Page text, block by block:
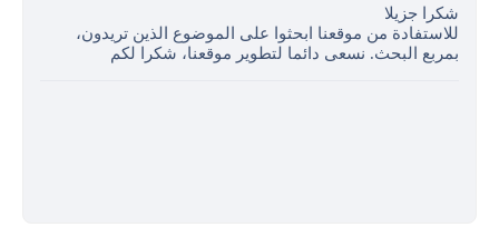
شكرا جزيلا
للاستفادة من موقعنا ابحثوا على الموضوع الذين تريدون،
بمربع البحث. نسعى دائما لتطوير موقعنا، شكرا لكم